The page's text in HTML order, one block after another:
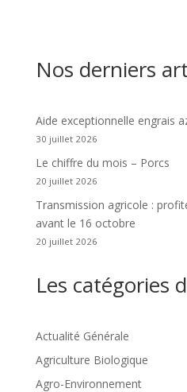
Nos derniers
Aide exceptionnelle engrais
30 juillet 2026
Le chiffre du mois – Porcs
20 juillet 2026
Transmission agricole :
avant le 16 octobre
20 juillet 2026
Les catégories
Actualité Générale
Agriculture Biologique
Agro-Environnement